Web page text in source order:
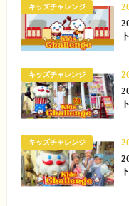
キッズチャレンジ
キッズチャレンジ
キッズチャレンジ